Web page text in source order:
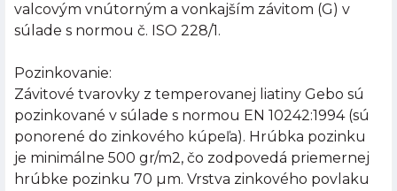
valcovým vnútorným a vonkajším závitom (G) v
súlade s normou č. ISO 228/1.
Pozinkovanie:
Závitové tvarovky z temperovanej liatiny Gebo sú
pozinkované v súlade s normou EN 10242:1994 (sú
ponorené do zinkového kúpeľa). Hrúbka pozinku
je minimálne 500 gr/m2, čo zodpovedá priemernej
hrúbke pozinku 70 µm. Vrstva zinkového povlaku